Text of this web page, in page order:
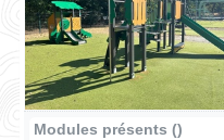
Modules présents ()